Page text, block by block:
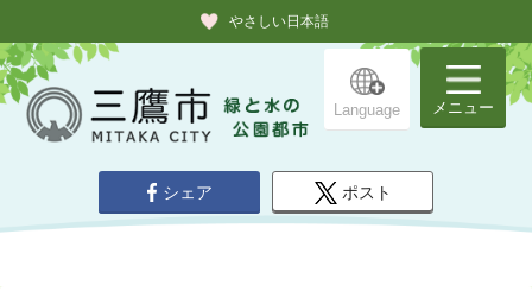
やさしい日本語
Language メニュー
シェア ポスト